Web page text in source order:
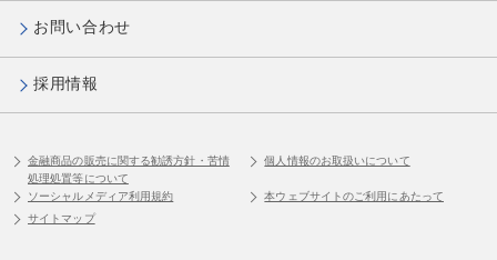
お問い合わせ
採用情報
金融商品の販売に関する勧誘方針・苦情
処理処置等について
個人情報のお取扱いについて
ソーシャルメディア利用規約
本ウェブサイトのご利用にあたって
サイトマップ